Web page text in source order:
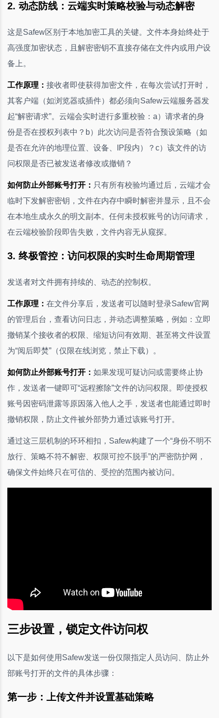
2. 动态防线：云端实时策略校验与动态解密
这是Safew区别于本地加密工具的关键。文件本身始终处于
高强度加密状态，且解密密钥不直接存储在文件内或用户设
备上。
工作原理： 接收者即使获得加密文件，在每次尝试打开时，
其客户端（如浏览器或插件）都必须向Safew云端服务器发
起“解密请求”。云端会实时进行多重校验：a）请求者的身
份是否在授权列表中？b）此次访问是否符合预设策略（如
是否在允许的地理位置、设备、IP段内）？c）该文件的访
问权限是否已被发送者修改或撤销？
如何防止外部账号打开： 只有所有校验均通过后，云端才会
临时下发解密密钥，文件在内存中瞬时解密并显示，且不会
在本地生成永久的明文副本。任何未授权账号的访问请求，
在云端校验阶段即告失败，文件内容无从窥探。
3. 终极管控：访问权限的实时生命周期管理
发送者对文件拥有持续的、动态的控制权。
工作原理： 在文件分享后，发送者可以随时登录Safew官网
的管理后台，查看访问日志，并动态调整策略，例如：立即
撤销某个接收者的权限、缩短访问有效期、甚至将文件设置
为“阅后即焚”（仅限在线浏览，禁止下载）。
如何防止外部账号打开： 如果发现可疑访问或需要终止协
作，发送者一键即可“远程擦除”文件的访问权限。即使授权
账号因密码泄露等原因落入他人之手，发送者也能通过即时
撤销权限，防止文件被外部势力通过该账号打开。
通过这三层机制的环环相扣，Safew构建了一个“身份不明不
放行、策略不符不解密、权限可控不脱手”的严密防护网，
确保文件始终只在可信的、受控的范围内被访问。
三步设置，锁定文件访问权
以下是如何使用Safew发送一份仅限指定人员访问、防止外
部账号打开的文件的具体步骤：
第一步：上传文件并设置基础策略